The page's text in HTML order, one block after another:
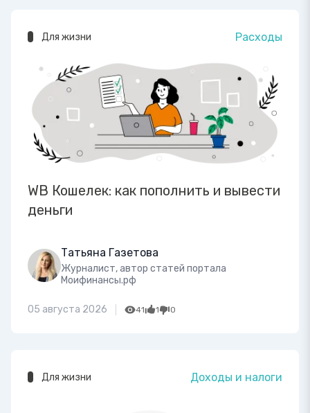
Для жизни Расходы
WB Кошелек: как пополнить и вывести
деньги
Татьяна Газетова
Журналист, автор статей портала
Моифинансы.рф
05 августа 2026 41 1 0
Для жизни Доходы и налоги